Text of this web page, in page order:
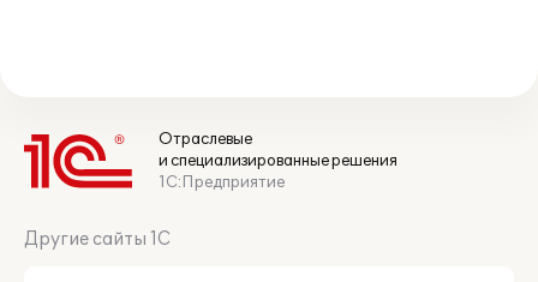
Отраслевые
и специализированные решения
1С:Предприятие
Другие сайты 1С